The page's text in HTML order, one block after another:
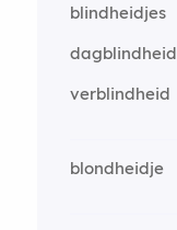
blindheidjes
dagblindheid
verblindheid
blondheidje